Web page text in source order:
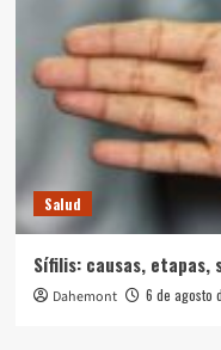
Salud
Sífilis: causas, etapas,
Dahemont 6 de agosto